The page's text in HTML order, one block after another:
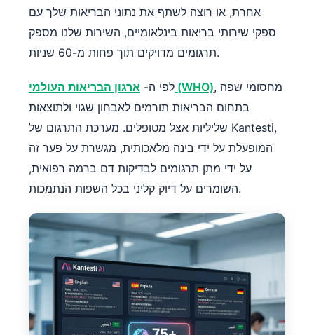
אחרת, או רוצה לשתף את נתוני הבריאות שלך עם
ספקי שירותי בריאות בינלאומיים, השירות שלנו מספק
תרגומים מדויקים תוך פחות מ-60 שניות.
לפי ה- ארגון הבריאות העולמי (WHO), מחסומי שפה
בתחום הבריאות תורמים לאבחון שגוי ולתוצאות
שליליות אצל מטופלים. מערכת התרגום של Kantesti,
המופעלת על ידי בינה מלאכותית, מגשרת על פער זה
על ידי מתן תרגומים לבדיקות דם ברמה רפואית,
השומרים על דיוק קליני בכל השפות הנתמכות.